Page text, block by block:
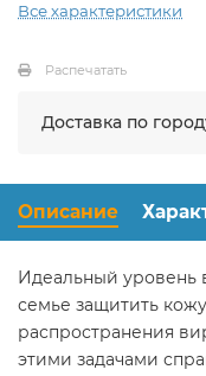
Все характеристики
Распечатать
Доставка по
Описание
Идеальный уровень
семье защитить
распространения
этими задачами